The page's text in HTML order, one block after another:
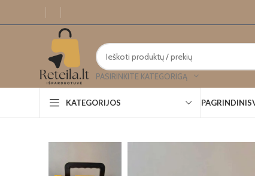
PASIRINKITE KATEGORIGĄ
KATEGORIJOS PAGRINDINIS